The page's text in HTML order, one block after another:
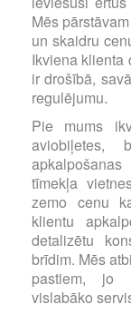
Mēs
un skaidru
Ikviena klienta
ir drošībā,
regulējumu.
Pie mums
aviobiļetes,
tīmekļa
zemo cenu
klientu
detalizētu
brīdim. Mēs
pastiem, jo
vislabāko